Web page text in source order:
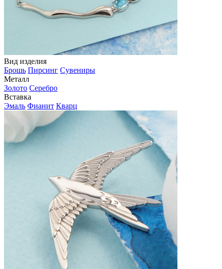
Вид изделия
Брошь Пирсинг Сувениры
Металл
Золото Серебро
Вставка
Эмаль Фианит Кварц